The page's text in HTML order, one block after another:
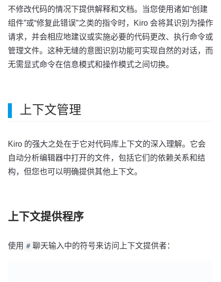
不修改代码的情况下提供解释和文档。当您使用诸如“创建
组件”或“修复此错误”之类的指令时，Kiro 会将其识别为操作
请求，并会相应地建议或实施必要的代码更改、执行命令或
管理文件。这种无缝的意图识别功能可实现自然的对话，而
无需显式命令在信息模式和操作模式之间切换。
上下文管理
Kiro 的强大之处在于它对代码库上下文的深入理解。它会
自动分析编辑器中打开的文件，包括它们的依赖关系和结
构，但您也可以明确提供其他上下文。
上下文提供程序
使用 # 聊天输入中的符号来访问上下文提供者：